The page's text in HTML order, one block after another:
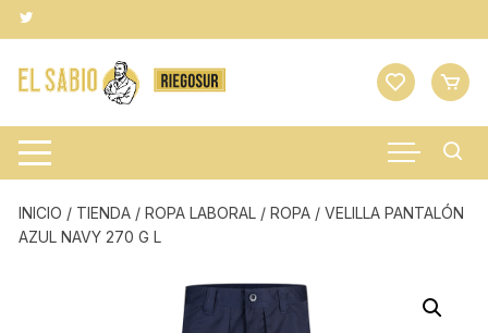
Saltar
al
contenido
INICIO / TIENDA /ROPA LABORAL /ROPA / VELILLA PANTALÓN
AZUL NAVY 270 G L